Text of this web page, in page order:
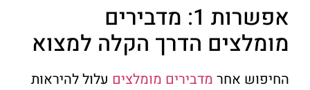
אפשרות 1: מדבירים
מומלצים הדרך הקלה למצוא
החיפוש אחרמדבירים מומלציםעלול להיראות